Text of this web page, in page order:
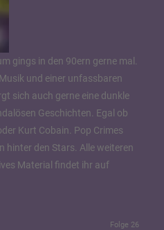
gings in den 90ern gerne mal.
und einer unfassbaren
sich auch gerne eine dunkle
Geschichten. Egal ob
Kurt Cobain. Pop Crimes
hinter den Stars. Alle weiteren
Material findet ihr auf
Folge 26